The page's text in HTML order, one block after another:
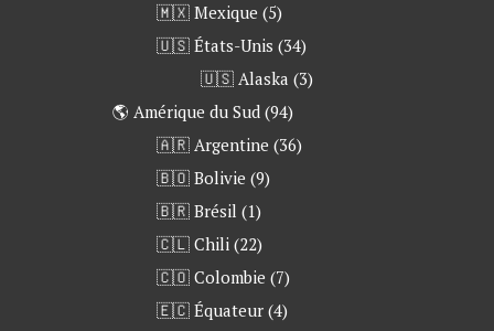
🇲🇽 Mexique (5)
🇺🇸 États-Unis (34)
🇺🇸 Alaska (3)
🌎 Amérique du Sud (94)
🇦🇷 Argentine (36)
🇧🇴 Bolivie (9)
🇧🇷 Brésil (1)
🇨🇱 Chili (22)
🇨🇴 Colombie (7)
🇪🇨 Équateur (4)